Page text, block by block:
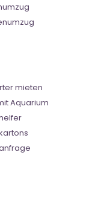
mieten
Aquarium